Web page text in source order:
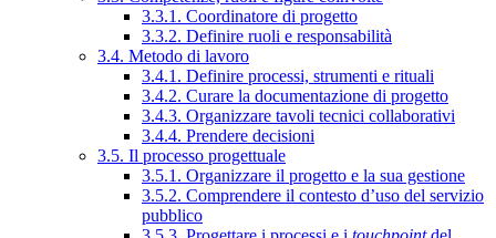
3.3.1. Coordinatore di progetto
3.3.2. Definire ruoli e responsabilità
3.4. Metodo di lavoro
3.4.1. Definire processi, strumenti e rituali
3.4.2. Curare la documentazione di progetto
3.4.3. Organizzare tavoli tecnici collaborativi
3.4.4. Prendere decisioni
3.5. Il processo progettuale
3.5.1. Organizzare il progetto e la sua gestione
3.5.2. Comprendere il contesto d’uso del servizio
pubblico